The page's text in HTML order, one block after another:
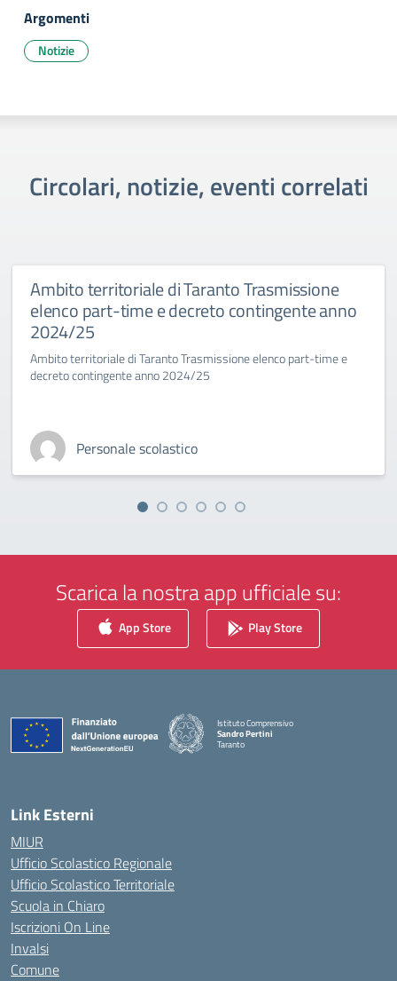
Argomenti
Notizie
Circolari, notizie, eventi correlati
Ambito territoriale di Taranto Trasmissione
elenco part-time e decreto contingente anno
2024/25
Ambito territoriale di Taranto Trasmissione elenco part-time e
decreto contingente anno 2024/25
Personale scolastico
Scarica la nostra app ufficiale su:
App Store Play Store
Istituto Comprensivo
Sandro Pertini
Taranto
Link Esterni
MIUR
Ufficio Scolastico Regionale
Ufficio Scolastico Territoriale
Scuola in Chiaro
Iscrizioni On Line
Invalsi
Comune